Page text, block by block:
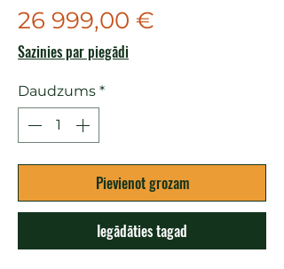
26 999,00 €
Sazinies par piegādi
Daudzums *
Pievienot grozam
Iegādāties tagad